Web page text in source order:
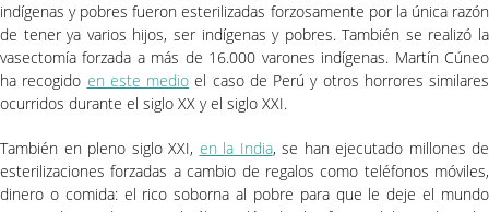
indígenas y pobres fueron esterilizadas forzosamente por la única razón
de tener ya varios hijos, ser indígenas y pobres. También se realizó la
vasectomía forzada a más de 16.000 varones indígenas. Martín Cúneo
ha recogido en este medio el caso de Perú y otros horrores similares
ocurridos durante el siglo XX y el siglo XXI.
También en pleno siglo XXI, en la India, se han ejecutado millones de
esterilizaciones forzadas a cambio de regalos como teléfonos móviles,
dinero o comida: el rico soborna al pobre para que le deje el mundo